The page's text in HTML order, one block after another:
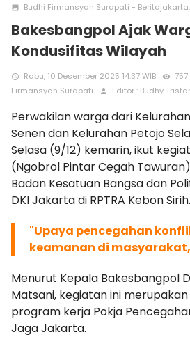
photo Budhi Firmansyah Surapati -
Bakesbangpol Ajak
Kondusifitas Wilayah
access_time Rabu, 10 Desember 2025 14:37 WIB remove_red_eye 757
Firmansyah Surapati
person Editor : Budhy
Perwakilan warga dari
Senen dan Kelurahan Petojo
Selasa (9/12) kemarin, ikut
(Ngobrol Pintar Cegah
Badan Kesatuan Bangsa dan
DKI Jakarta di RPTRA Kebon Sirih.
"Upaya pencegahan
keamanan di
Menurut Kepala Bakesbangpol
Matsani, kegiatan ini
program kerja Pokja
Jaga Jakarta.